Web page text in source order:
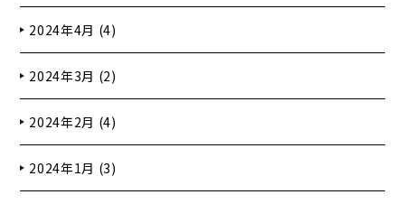
2024年4月 (4)
2024年3月 (2)
2024年2月 (4)
2024年1月 (3)